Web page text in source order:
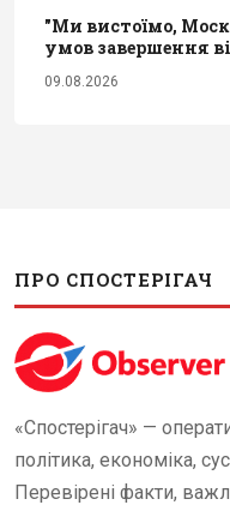
"Ми вистоїмо,
умов завершення
09.08.2026
ПРО СПОСТЕРІГАЧ
«Спостерігач» —
політика, економіка,
Перевірені факти,